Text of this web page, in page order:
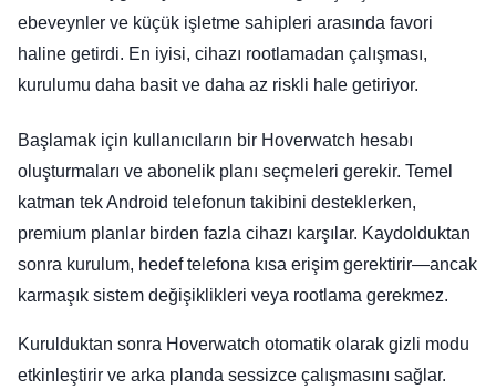
ebeveynler ve küçük işletme sahipleri arasında favori
haline getirdi. En iyisi, cihazı rootlamadan çalışması,
kurulumu daha basit ve daha az riskli hale getiriyor.
Başlamak için kullanıcıların bir Hoverwatch hesabı
oluşturmaları ve abonelik planı seçmeleri gerekir. Temel
katman tek Android telefonun takibini desteklerken,
premium planlar birden fazla cihazı karşılar. Kaydolduktan
sonra kurulum, hedef telefona kısa erişim gerektirir—ancak
karmaşık sistem değişiklikleri veya rootlama gerekmez.
Kurulduktan sonra Hoverwatch otomatik olarak gizli modu
etkinleştirir ve arka planda sessizce çalışmasını sağlar.